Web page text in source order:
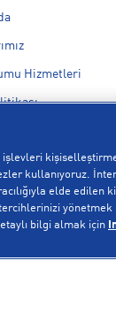
Hizmetleri
Metni
işlevleri
kullanıyoruz.
elde edilen
yönetmek
bilgi almak için